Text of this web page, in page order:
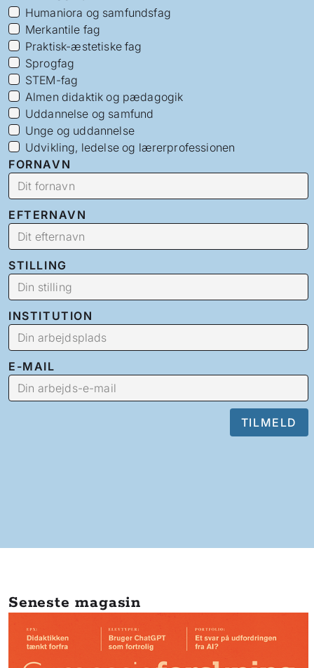
Humaniora og samfundsfag
Merkantile fag
Praktisk-æstetiske fag
Sprogfag
STEM-fag
Almen didaktik og pædagogik
Uddannelse og samfund
Unge og uddannelse
Udvikling, ledelse og lærerprofessionen
FORNAVN
EFTERNAVN
STILLING
INSTITUTION
E-MAIL
Seneste magasin